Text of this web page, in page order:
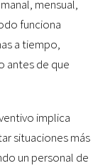
mensual,
funciona
a tiempo,
antes de que
implica
situaciones más
un personal de